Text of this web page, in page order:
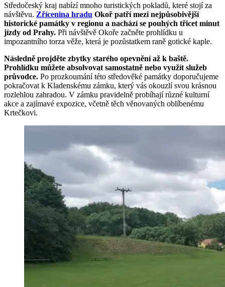
Středočeský kraj nabízí mnoho turistických pokladů, které stojí za
návštěvu. Zřícenina hradu Okoř patří mezi nejpůsobivější
historické památky v regionu a nachází se pouhých třicet minut
jízdy od Prahy. Při návštěvě Okoře začněte prohlídku u
impozantního torza věže, která je pozůstatkem raně gotické kaple.
Následně projděte zbytky starého opevnění až k baště.
Prohlídku můžete absolvovat samostatně nebo využít služeb
průvodce. Po prozkoumání této středověké památky doporučujeme
pokračovat k Kladenskému zámku, který vás okouzlí svou krásnou
rozlehlou zahradou. V zámku pravidelně probíhají různé kulturní
akce a zajímavé expozice, včetně těch věnovaných oblíbenému
Krtečkovi.